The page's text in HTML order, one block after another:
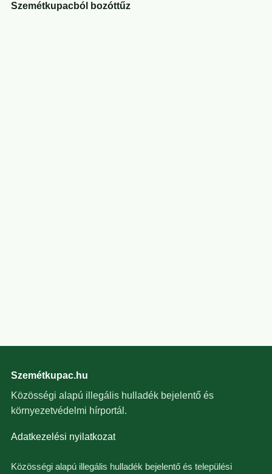
Szemétkupacból bozóttűz
Szemétkupac.hu
Közösségi alapú illegális hulladék bejelentő és
környezetvédelmi hírportál.
Adatkezelési nyilatkozat
Közösségi alapú illegális hulladék bejelentő és települési